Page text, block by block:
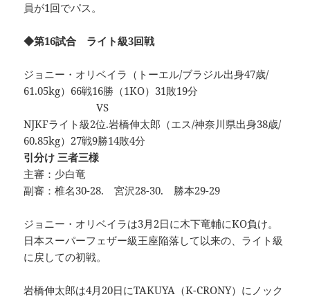
員が1回でパス。
◆第16試合 ライト級3回戦
ジョニー・オリベイラ（トーエル/ブラジル出身47歳/
61.05kg）66戦16勝（1KO）31敗19分
VS
NJKFライト級2位.岩橋伸太郎（エス/神奈川県出身38歳/
60.85kg）27戦9勝14敗4分
引分け 三者三様
主審：少白竜
副審：椎名30-28. 宮沢28-30. 勝本29-29
ジョニー・オリベイラは3月2日に木下竜輔にKO負け。
日本スーパーフェザー級王座陥落して以来の、ライト級
に戻しての初戦。
岩橋伸太郎は4月20日にTAKUYA（K-CRONY）にノック